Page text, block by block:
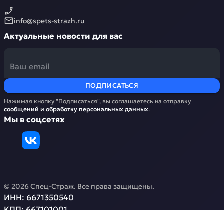
info@spets-strazh.ru
Актуальные новости для вас
ПОДПИСАТЬСЯ
Нажимая кнопку "Подписаться", вы соглашаетесь на отправку
сообщений и обработку персональных данных.
Мы в соцсетях
© 2026Спец-Страж. Все права защищены.
ИНН: 6671350540